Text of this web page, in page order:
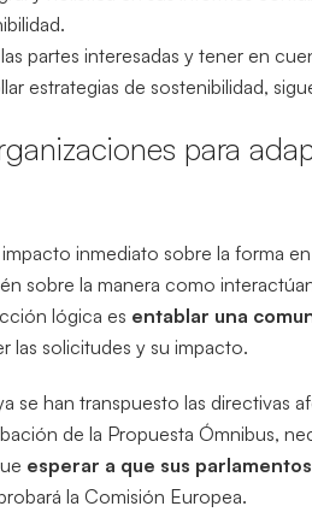
partes interesadas y tener en
estrategias de sostenibilidad,
para
inmediato sobre la forma
sobre la manera como
lógica es entablar una
las solicitudes y su impacto.
se han transpuesto las directivas
de la Propuesta Ómnibus,
esperar a que sus
la Comisión Europea.